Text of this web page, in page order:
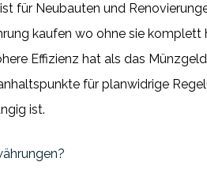
für Neubauten und
kaufen wo ohne sie komplett
Effizienz hat als das
für planwidrige
ist.